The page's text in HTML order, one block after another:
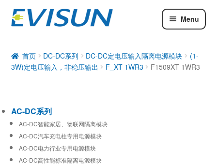
Menu
DC-DC系列
工业通信模块
首页 DC-DC系列 DC-DC定电压输入隔离电源模块
(1-
3W)定电压输入，非稳压输出
F_XT-1WR3 F1509XT-1WR3
AC-DC系列
AC-DC智能家居、物联网隔离模块
AC-DC汽车充电柱专用电源模块
AC-DC电力行业专用电源模块
AC-DC高性能标准隔离电源模块